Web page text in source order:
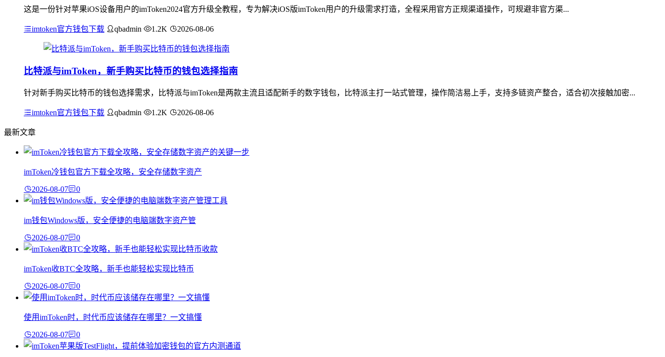
这是一份针对苹果iOS设备用户的imToken2024官方升级全教程，专为解决iOS版imToken用户的升级需求打造，全程采用官方正规渠道操作，可规避非官方渠...
imtoken官方钱包下载 qbadmin 1.2K 2026-08-06
比特派与imToken，新手购买比特币的钱包选择指南
针对新手购买比特币的钱包选择需求，比特派与imToken是两款主流且适配新手的数字钱包，比特派主打一站式管理，操作简洁易上手，支持多链资产整合，适合初次接触加密...
imtoken官方钱包下载 qbadmin 1.2K 2026-08-06
最新文章
imToken冷钱包官方下载全攻略，安全存储数字资产
2026-08-07 0
im钱包Windows版，安全便捷的电脑端数字资产管
2026-08-07 0
imToken收BTC全攻略，新手也能轻松实现比特币
2026-08-07 0
使用imToken时，时代币应该储存在哪里？一文搞懂
2026-08-07 0